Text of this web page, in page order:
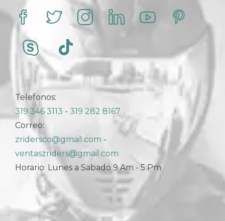
Telefonos:
319 346 3113 - 319 282 8167
Correo:
zridersco@gmail.com -
ventaszriders@gmail.com
Horario: Lunes a Sabado 9 Am - 5 Pm